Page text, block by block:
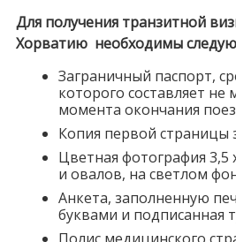
Для получения транзитной
Хорватию необходимы
Заграничный паспорт,
которого составляет не
момента окончания
Копия первой страницы
Цветная фотография 3,5
и овалов, на светлом
Анкета, заполненную
буквами и подписанная